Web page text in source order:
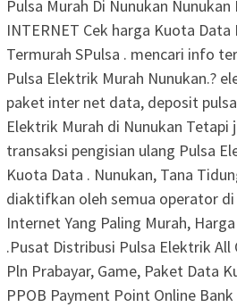
Pulsa Murah Di Nunukan Nunukan
INTERNET Cek harga Kuota
Termurah SPulsa . mencari info
Pulsa Elektrik Murah Nunukan.?
paket inter net data, deposit
Elektrik Murah di Nunukan
transaksi pengisian ulang Pulsa
Kuota Data . Nunukan, Tana
diaktifkan oleh semua operator
Internet Yang Paling Murah,
.Pusat Distribusi Pulsa Elektrik
Pln Prabayar, Game, Paket Data
PPOB Payment Point Online